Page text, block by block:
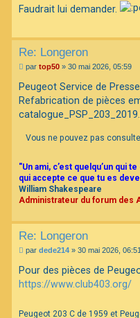
a
Faudrait lui demander.
Re: Longeron
M
s
s
a
g
e
par top50 » 30 mai 2026, 05:59
Peugeot Service de Presse
Refabrication de pièces
Vous ne pouvez pas
"Un ami, c’est quelqu’un qui
qui accepte ce que tu es
William Shakespeare
Administrateur du forum des
Re: Longeron
M
s
a
par dede214 » 30 mai 2026, 06:51
Pour des pièces de
https://www.club403.org/
Peugeot 203 C de 1959 et